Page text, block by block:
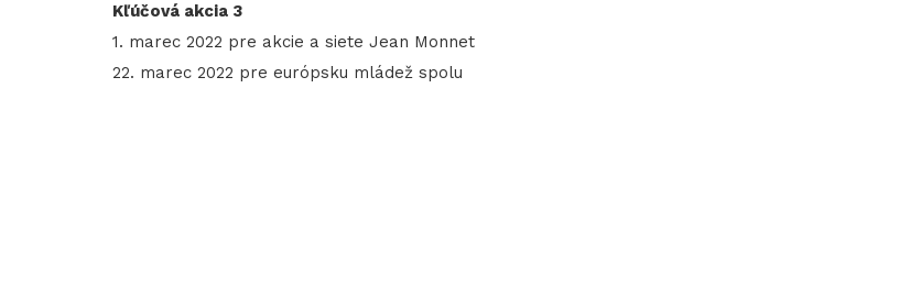
Kľúčová akcia 3
1. marec 2022 pre akcie a siete Jean Monnet
22. marec 2022 pre európsku mládež spolu